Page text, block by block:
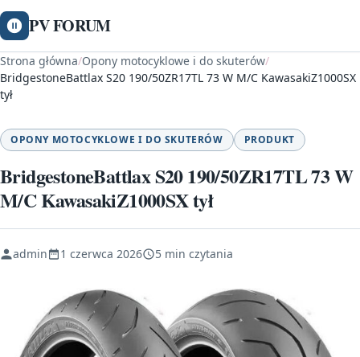
PV FORUM
Strona główna/Opony motocyklowe i do skuterów/
BridgestoneBattlax S20 190/50ZR17TL 73 W M/C KawasakiZ1000SX
tył
OPONY MOTOCYKLOWE I DO SKUTERÓW PRODUKT
BridgestoneBattlax S20 190/50ZR17TL 73 W
M/C KawasakiZ1000SX tył
admin 1 czerwca 2026 5 min czytania